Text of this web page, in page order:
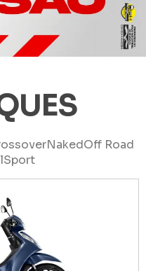
NakedOff Road
Sport